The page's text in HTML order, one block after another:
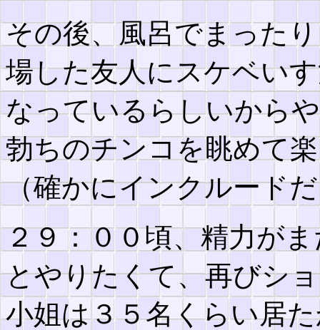
その後、風呂でまった
場した友人にスケベい
なっているらしいから
勃ちのチンコを眺めて
（確かにインクルード
２９：００頃、精力が
とやりたくて、再びシ
小姐は３５名くらい居